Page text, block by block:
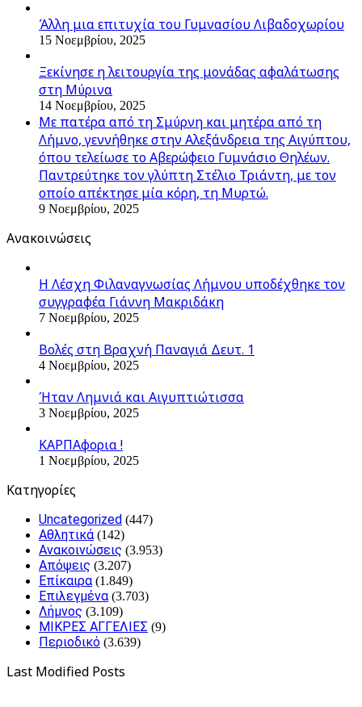
Άλλη μια επιτυχία του Γυμνασίου Λιβαδοχωρίου
15 Νοεμβρίου, 2025
Ξεκίνησε η λειτουργία της μονάδας αφαλάτωσης
στη Μύρινα
14 Νοεμβρίου, 2025
Με πατέρα από τη Σμύρνη και μητέρα από τη
Λήμνο, γεννήθηκε στην Αλεξάνδρεια της Αιγύπτου,
όπου τελείωσε το Αβερώφειο Γυμνάσιο Θηλέων.
Παντρεύτηκε τον γλύπτη Στέλιο Τριάντη, με τον
οποίο απέκτησε μία κόρη, τη Μυρτώ.
9 Νοεμβρίου, 2025
Ανακοινώσεις
Η Λέσχη Φιλαναγνωσίας Λήμνου υποδέχθηκε τον
συγγραφέα Γιάννη Μακριδάκη
7 Νοεμβρίου, 2025
Βολές στη Βραχνή Παναγιά Δευτ. 1
4 Νοεμβρίου, 2025
Ήταν Λημνιά και Αιγυπτιώτισσα
3 Νοεμβρίου, 2025
ΚΑΡΠΑφορια !
1 Νοεμβρίου, 2025
Kατηγορίες
Uncategorized (447)
Αθλητικά (142)
Ανακοινώσεις (3.953)
Απόψεις (3.207)
Επίκαιρα (1.849)
Επιλεγμένα (3.703)
Λήμνος (3.109)
ΜΙΚΡΕΣ ΑΓΓΕΛΙΕΣ (9)
Περιοδικό (3.639)
Last Modified Posts